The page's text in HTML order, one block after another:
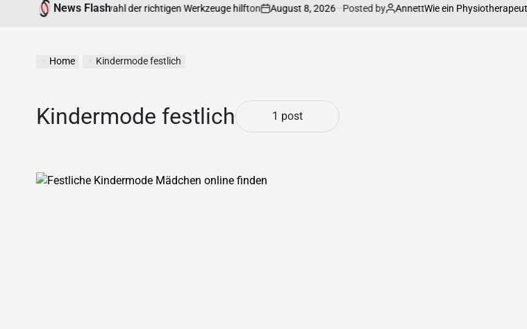
News Flash
Ihnen bei der Auswahl der richtigen Werkzeuge hilfton August 8, 2026 Posted by AnnettWie ein Physiotherapeut
Home Kindermode festlich
Kindermode festlich 1 post